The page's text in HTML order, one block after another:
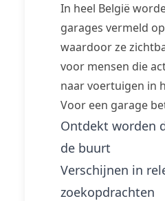
In heel België
garages vermeld
waardoor ze
voor mensen die
naar voertuigen in
Voor een garage
Ontdekt worden
de buurt
Verschijnen in
zoekopdrachten